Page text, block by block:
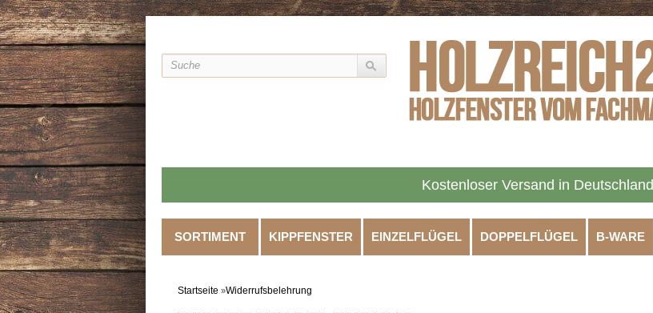
Kostenloser Versand in Deutschland
SORTIMENT KIPPFENSTER EINZELFLÜGEL DOPPELFLÜGEL B-WARE
Startseite »Widerrufsbelehrung